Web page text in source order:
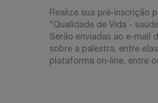
Realize sua pré-inscrição
"Qualidade de Vida -
Serão enviadas ao e-mail
sobre a palestra, entre
plataforma on-line, entre